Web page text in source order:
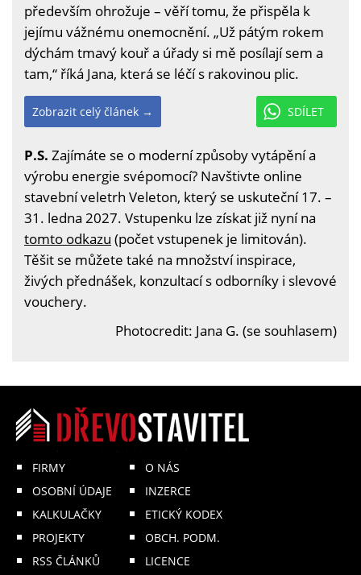
především ohrožuje – věří tomu, že přispěla k
jejímu vážnému onemocnění. „Už pátým rokem
dýchám tmavý kouř a úřady si mě posílají sem a
tam,“ říká Jana, která se léčí s rakovinou plic.
SDÍLET
Zobrazit celý článek →
P.S. Zajímáte se o moderní způsoby vytápění a
výrobu energie svépomocí? Navštivte online
stavební veletrh Veleton, který se uskuteční 17. –
31. ledna 2027. Vstupenku lze získat již nyní na
tomto odkazu (počet vstupenek je limitován).
Těšit se můžete také na množství inspirace,
živých přednášek, konzultací s odborníky i slevové
vouchery.
Photocredit: Jana G. (se souhlasem)
FIRMY
OSOBNÍ ÚDAJE
KALKULAČKY
PROJEKTY
RSS ČLÁNKŮ
O NÁS
INZERCE
ETICKÝ KODEX
OBCH. PODM.
LICENCE